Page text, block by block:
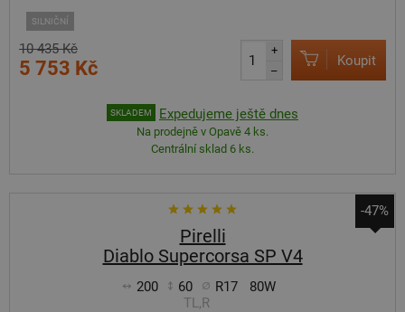
SILNIČNÍ
10 435 Kč
5 753 Kč
+
–
Koupit
SKLADEM Expedujeme ještě dnes
Na prodejně v Opavě 4 ks.
Centrální sklad 6 ks.
-47%
Pirelli
Diablo Supercorsa SP V4
200 60 R17
80W
TL,R